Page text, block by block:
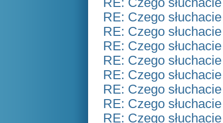
RE: Czego
RE: Czego
RE: Czego
RE: Czego
RE: Czego
RE: Czego
RE: Czego
RE: Czego